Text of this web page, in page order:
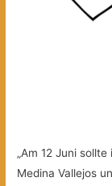
„Am 12 Juni
Medina Vallejos